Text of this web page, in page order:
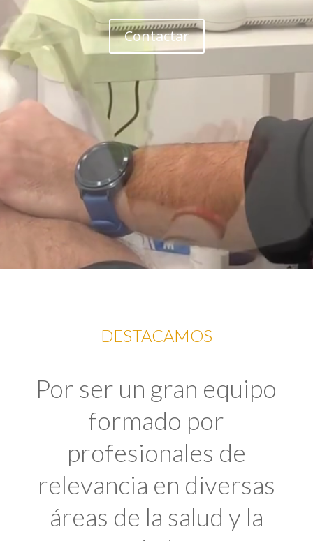
Contactar
DESTACAMOS
Por ser un gran equipo
formado por
profesionales de
relevancia en diversas
áreas de la salud y la